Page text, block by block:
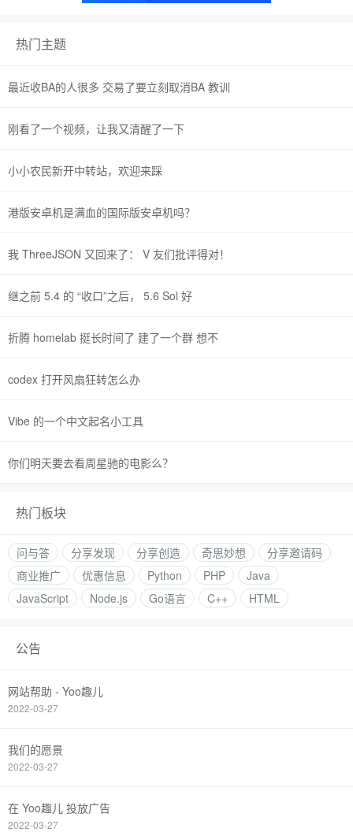
热门主题
最近收BA的人很多 交易了要立刻取消BA 教训
刚看了一个视频，让我又清醒了一下
小小农民新开中转站，欢迎来踩
港版安卓机是满血的国际版安卓机吗？
我 ThreeJSON 又回来了： V 友们批评得对！
继之前 5.4 的 “收口”之后， 5.6 Sol 好
折腾 homelab 挺长时间了 建了一个群 想不
codex 打开风扇狂转怎么办
Vibe 的一个中文起名小工具
你们明天要去看周星驰的电影么？
热门板块
问与答 分享发现 分享创造 奇思妙想
分享邀请码
商业推广
优惠信息 Python PHP
Java
JavaScript
Node.js Go语言 C++ HTML
公告
网站帮助 - Yoo趣儿
2022-03-27
我们的愿景
2022-03-27
在 Yoo趣儿 投放广告
2022-03-27